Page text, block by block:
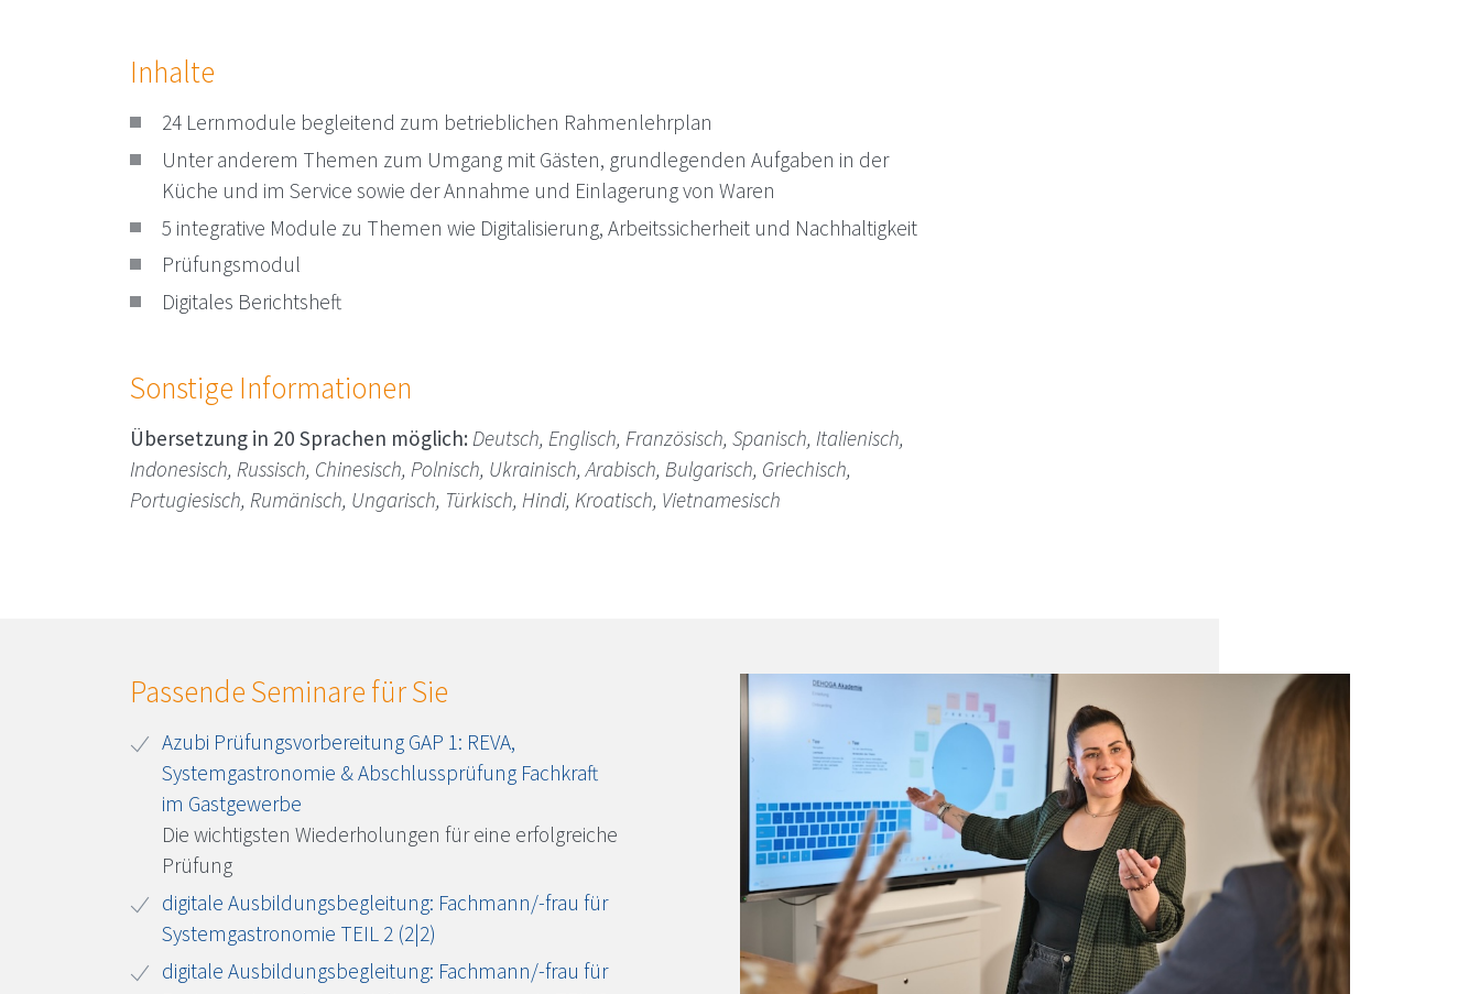
Inhalte
24 Lernmodule begleitend zum betrieblichen Rahmenlehrplan
Unter anderem Themen zum Umgang mit Gästen, grundlegenden Aufgaben in der
Küche und im Service sowie der Annahme und Einlagerung von Waren
5 integrative Module zu Themen wie Digitalisierung, Arbeitssicherheit und Nachhaltigkeit
Prüfungsmodul
Digitales Berichtsheft
Sonstige Informationen
Übersetzung in 20 Sprachen möglich:Deutsch, Englisch, Französisch, Spanisch, Italienisch,
Indonesisch, Russisch, Chinesisch, Polnisch, Ukrainisch, Arabisch, Bulgarisch, Griechisch,
Portugiesisch, Rumänisch, Ungarisch, Türkisch, Hindi, Kroatisch, Vietnamesisch
Passende Seminare für Sie
Azubi Prüfungsvorbereitung GAP 1: REVA,
Systemgastronomie & Abschlussprüfung Fachkraft
im Gastgewerbe
Die wichtigsten Wiederholungen für eine erfolgreiche
Prüfung
digitale Ausbildungsbegleitung: Fachmann/-frau für
Systemgastronomie TEIL 2 (2|2)
digitale Ausbildungsbegleitung: Fachmann/-frau für